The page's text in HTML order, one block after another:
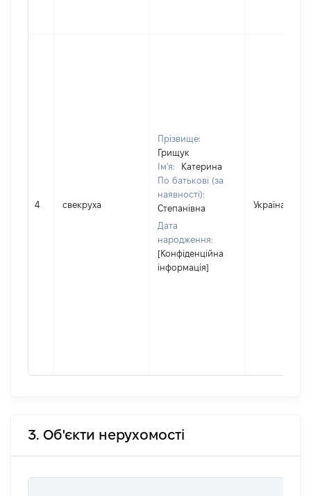
4 свекруха
Прізвище:
Грищук
Ім'я:
Катерина
По батькові (за
наявності):
Степанівна
Дата
народження:
[Конфіденційна
інформація]
Україна
3. Об'єкти нерухомості